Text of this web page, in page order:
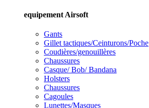
equipement Airsoft
Gants
Gillet tactiques/Ceinturons/Poche
Coudières/genouillères
Chaussures
Casque/ Bob/ Bandana
Holsters
Chaussures
Cagoules
Lunettes/Masques